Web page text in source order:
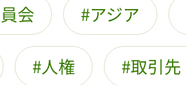
会 アジア
人権 取引